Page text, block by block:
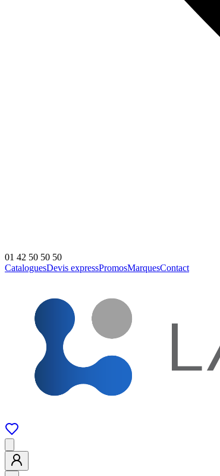
01 42 50 50 50
CataloguesDevis expressPromosMarquesContact